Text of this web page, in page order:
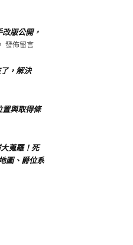
改版公開，
發佈留言
，解決
與取得條
蒐羅！死
圖、爵位系